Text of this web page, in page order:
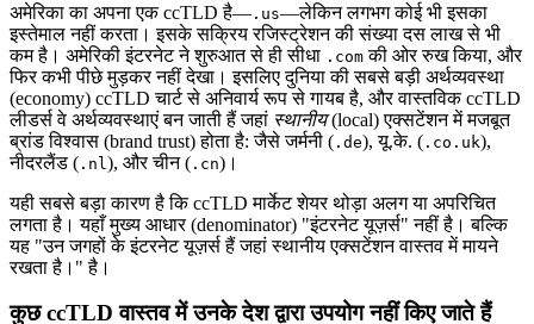
अमेरिका का अपना एक ccTLD है— .us—लेकिन लगभग कोई भी इसका
इस्तेमाल नहीं करता। इसके सक्रिय रजिस्ट्रेशन की संख्या दस लाख से भी
कम है। अमेरिकी इंटरनेट ने शुरुआत से ही सीधा .com की ओर रुख किया, और
फिर कभी पीछे मुड़कर नहीं देखा। इसलिए दुनिया की सबसे बड़ी अर्थव्यवस्था
(economy) ccTLD चार्ट से अनिवार्य रूप से गायब है, और वास्तविक ccTLD
लीडर्स वे अर्थव्यवस्थाएं बन जाती हैं जहां स्थानीय(local) एक्सटेंशन में मजबूत
ब्रांड विश्वास (brand trust) होता है: जैसे जर्मनी ( .de), यू.के. ( .co.uk),
नीदरलैंड ( .nl ), और चीन ( .cn)।
यही सबसे बड़ा कारण है कि ccTLD मार्केट शेयर थोड़ा अलग या अपरिचित
लगता है। यहाँ मुख्य आधार (denominator) "इंटरनेट यूज़र्स" नहीं है। बल्कि
यह "उन जगहों के इंटरनेट यूज़र्स हैं जहां स्थानीय एक्सटेंशन वास्तव में मायने
रखता है।" है।
कुछ ccTLD वास्तव में उनके देश द्वारा उपयोग नहीं किए जाते हैं